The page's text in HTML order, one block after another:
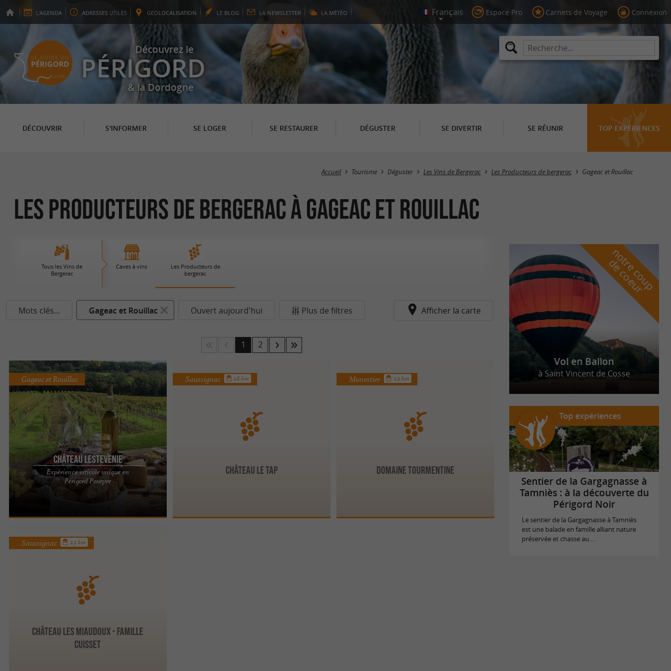
L'AGENDA ADRESSES UTILES GEOLOCALISATION LE BLOG LA NEWSLETTER LA MÉTÉO Espace Pro Carnets de Voyage Connexion
Découvrez le
PÉRIGORD
& la Dordogne
DÉCOUVRIR S'INFORMER SE LOGER SE RESTAURER DÉGUSTER SE DIVERTIR SE RÉUNIR TOP EXPÉRIENCES
Masquer la carte
Accueil Tourisme Déguster Les Vins de Bergerac Les Producteurs de bergerac Gageac et Rouillac
Les Producteurs de bergerac à Gageac et Rouillac
Tous les Vins de
Bergerac
Caves à vins
Les Producteurs de
bergerac
Mots clés... Gageac et Rouillac Ouvert aujourd'hui Plus de filtres Afficher la carte
1 2
Château Lestevenie
Expérience viticole unique en
Périgord Pourpre
Gageac et Rouillac
CHÂTEAU LESTEVENIE : UNE EXPÉRIENCE
VITICOLE AU CŒUR DU PÉRIGORD POURPRE Un
domaine historique et enchanteur Le ...
Château Le Tap
Saussignac 1.8 km
Domaine Tourmentine
Monestier 2.3 km
Château les Miaudoux - Famille
Cuisset
Saussignac 2.3 km
n
o
t
r
e
c
o
u
p
d
e
c
o
e
u
r
Vol en Ballon
à Saint Vincent de Cosse
Top expériences
Sentier de la Gargagnasse à
Tamniès : à la découverte du
Périgord Noir
Le sentier de la Gargagnasse à Tamniès
est une balade en famille alliant nature
préservée et chasse au ...